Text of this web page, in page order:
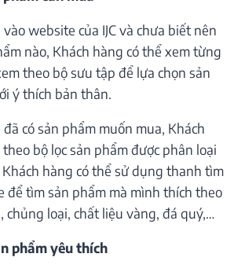
website của IJC và chưa biết nên
nào, Khách hàng có thể xem từng
theo bộ sưu tập để lựa chọn sản
ý thích bản thân.
có sản phẩm muốn mua, Khách
bộ lọc sản phẩm được phân loại
Khách hàng có thể sử dụng thanh tìm
để tìm sản phẩm mà mình thích theo
chủng loại, chất liệu vàng, đá quý,…
phẩm yêu thích